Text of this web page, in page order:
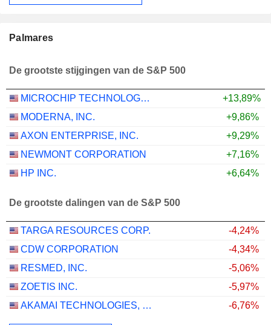
Palmares
De grootste stijgingen van de S&P 500
MICROCHIP TECHNOLOGY INCORPORATED
+13,89%
MODERNA, INC.
+9,86%
AXON ENTERPRISE, INC.
+9,29%
NEWMONT CORPORATION
+7,16%
HP INC.
+6,64%
De grootste dalingen van de S&P 500
TARGA RESOURCES CORP.
-4,24%
CDW CORPORATION
-4,34%
RESMED, INC.
-5,06%
ZOETIS INC.
-5,97%
AKAMAI TECHNOLOGIES, INC.
-6,76%